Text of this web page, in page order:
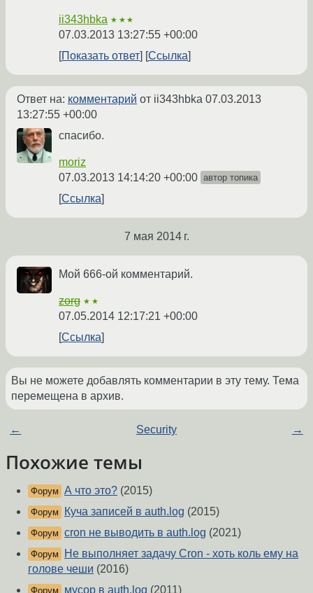
ii343hbka ★★★
07.03.2013 13:27:55 +00:00
Показать ответ
Ссылка
Ответ на: комментарий от ii343hbka 07.03.2013
13:27:55 +00:00
спасибо.
moriz
07.03.2013 14:14:20 +00:00 автор топика
Ссылка
7 мая 2014 г.
Мой 666-ой комментарий.
zorg ★★
07.05.2014 12:17:21 +00:00
Ссылка
Вы не можете добавлять комментарии в эту тему. Тема
перемещена в архив.
← Security →
Похожие темы
Форум А что это? (2015)
Форум Куча записей в auth.log (2015)
Форум cron не выводить в auth.log (2021)
Форум
Не выполняет задачу Cron - хоть коль ему на
голове чеши (2016)
Форум мусор в auth.log (2011)